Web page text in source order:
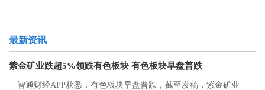
最新资讯
紫金矿业跌超5%领跌有色板块 有色板块早盘普跌
智通财经APP获悉，有色板块早盘普跌，截至发稿，紫金矿业